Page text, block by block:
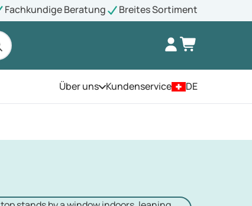
Fachkundige Beratung Breites Sortiment
Über unsÖffnen Sie das Menü
Kundenservice DE